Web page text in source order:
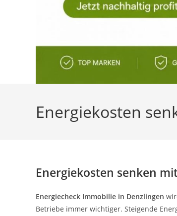
Energiekosten
Energiekosten senken
Energiecheck Immobilie in Denzlingen
Betriebe immer wichtiger. Steigende